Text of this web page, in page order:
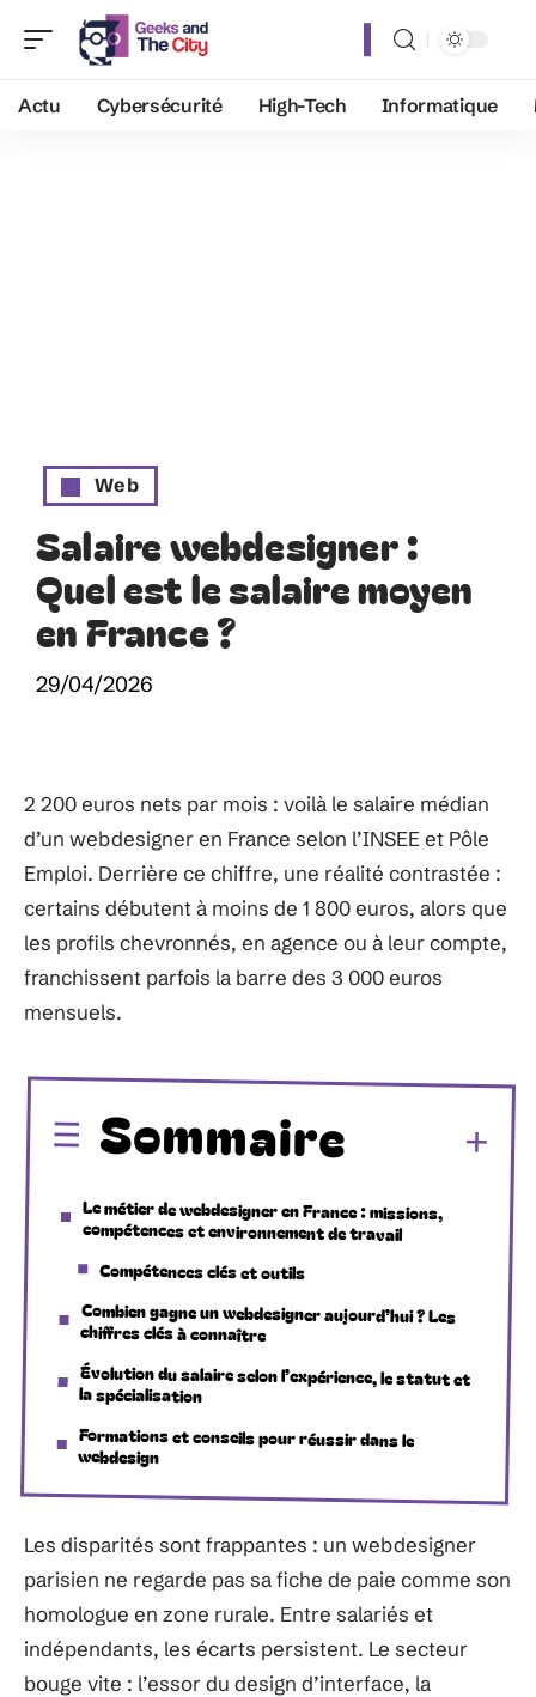
Actu Cybersécurité High-Tech Informatique
Web
Salaire webdesigner :
Quel est le salaire moyen
en France ?
29/04/2026
2 200 euros nets par mois : voilà le salaire médian
d’un webdesigner en France selon l’INSEE et Pôle
Emploi. Derrière ce chiffre, une réalité contrastée :
certains débutent à moins de 1 800 euros, alors que
les profils chevronnés, en agence ou à leur compte,
franchissent parfois la barre des 3 000 euros
mensuels.
Sommaire
Le métier de webdesigner en France : missions,
compétences et environnement de travail
Compétences clés et outils
Combien gagne un webdesigner aujourd’hui ? Les
chiffres clés à connaître
Évolution du salaire selon l’expérience, le statut et
la spécialisation
Formations et conseils pour réussir dans le
webdesign
Les disparités sont frappantes : un webdesigner
parisien ne regarde pas sa fiche de paie comme son
homologue en zone rurale. Entre salariés et
indépendants, les écarts persistent. Le secteur
bouge vite : l’essor du design d’interface, la